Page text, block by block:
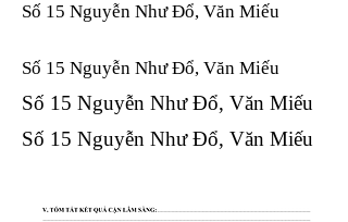
Số 15 Nguyễn Như Đổ, Văn Miếu
Số 15 Nguyễn Như Đổ, Văn Miếu​​​​
Số 15 Nguyễn Như Đổ, Văn Miếu​​​​
Số 15 Nguyễn Như Đổ, Văn Miếu​​​​